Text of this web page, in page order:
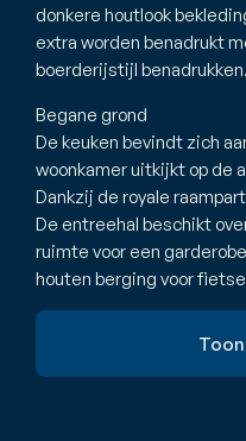
donkere houtlook
extra worden benadrukt
boerderijstijl benadrukken.
Begane grond
De keuken bevindt zich
woonkamer uitkijkt op de
Dankzij de royale
De entreehal beschikt
ruimte voor een
houten berging voor